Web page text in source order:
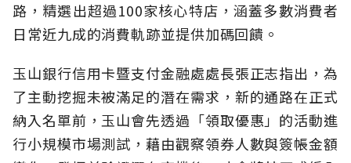
路，精選出超過100家核心特店，涵蓋多數消費者
日常近九成的消費軌跡並提供加碼回饋。
玉山銀行信用卡暨支付金融處處長張正志指出，為
了主動挖掘未被滿足的潛在需求，新的通路在正式
納入名單前，玉山會先透過「領取優惠」的活動進
行小規模市場測試，藉由觀察領券人數與簽帳金額